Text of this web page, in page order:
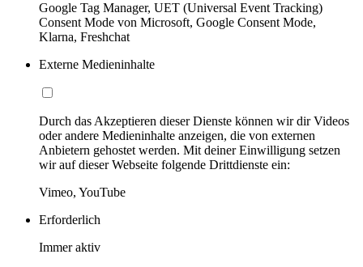
Google Tag Manager, UET (Universal Event Tracking)
Consent Mode von Microsoft, Google Consent Mode,
Klarna, Freshchat
Externe Medieninhalte
Durch das Akzeptieren dieser Dienste können wir dir Videos
oder andere Medieninhalte anzeigen, die von externen
Anbietern gehostet werden. Mit deiner Einwilligung setzen
wir auf dieser Webseite folgende Drittdienste ein:
Vimeo, YouTube
Erforderlich
Immer aktiv